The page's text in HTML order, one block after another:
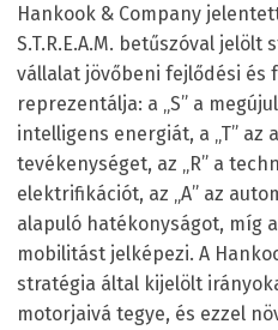
Hankook & Company
S.T.R.E.A.M. betűszóval
vállalat jövőbeni fejlődési és
reprezentálja: a „S” a
intelligens energiát, a „T”
tevékenységet, az „R” a
elektrifikációt, az „A” az
alapuló hatékonyságot, míg
mobilitást jelképezi. A
stratégia által kijelölt
motorjaivá tegye, és ezzel